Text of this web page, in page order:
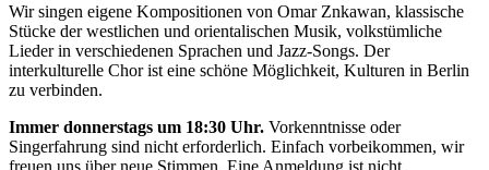
Wir singen eigene Kompositionen von Omar Znkawan, klassische
Stücke der westlichen und orientalischen Musik, volkstümliche
Lieder in verschiedenen Sprachen und Jazz-Songs. Der
interkulturelle Chor ist eine schöne Möglichkeit, Kulturen in Berlin
zu verbinden.
Immer donnerstags um 18:30 Uhr. Vorkenntnisse oder
Singerfahrung sind nicht erforderlich. Einfach vorbeikommen, wir
freuen uns über neue Stimmen. Eine Anmeldung ist nicht